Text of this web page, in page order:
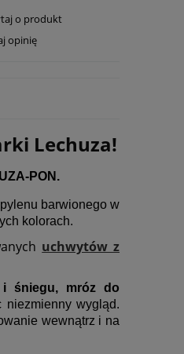
o produkt
opinię
Lechuza!
PON.
barwionego w
kolorach.
uchwytów z
i śniegu, mróz do
niezmienny wygląd.
wewnątrz i na